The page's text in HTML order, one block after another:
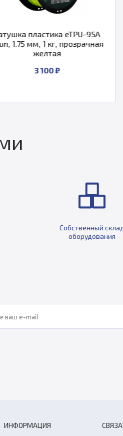
eTPU-95A
прозрачная
Катушка
1.75 мм 1кг.,
Собственный склад
оборудования
ИНФОРМАЦИЯ